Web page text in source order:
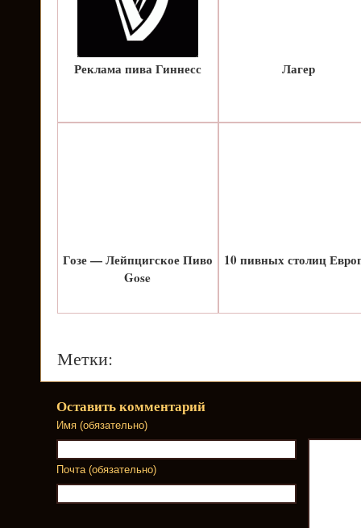
Реклама пива Гиннесс Лагер
Гозе — Лейпцигское Пиво
Gose
10 пивных столиц
Метки:
Оставить комментарий
Имя (обязательно)
Почта (обязательно)